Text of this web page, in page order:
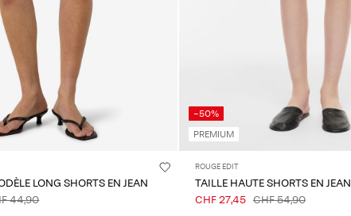
LONG SHORTS EN JEAN
44,90
-50%
PREMIUM
ROUGE EDIT
TAILLE HAUTE SHORTS EN JEAN
CHF 27,45 CHF 54,90